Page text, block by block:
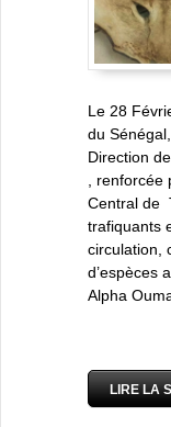
Le 28
du
Direction
,
Central de
trafiquants
circulation,
d’espèces
Alpha
LIRE LA